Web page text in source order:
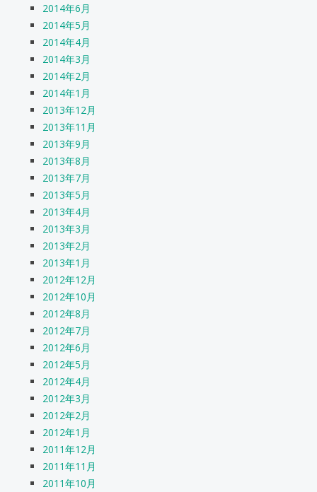
2014年6月
2014年5月
2014年4月
2014年3月
2014年2月
2014年1月
2013年12月
2013年11月
2013年9月
2013年8月
2013年7月
2013年5月
2013年4月
2013年3月
2013年2月
2013年1月
2012年12月
2012年10月
2012年8月
2012年7月
2012年6月
2012年5月
2012年4月
2012年3月
2012年2月
2012年1月
2011年12月
2011年11月
2011年10月